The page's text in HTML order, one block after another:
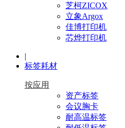
芝柯ZICOX
立象Argox
佳博打印机
芯烨打印机
|
标签耗材
按应用
资产标签
会议胸卡
耐高温标签